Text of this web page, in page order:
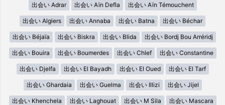
出会い Adrar 出会い Aïn Defla 出会い Aïn Témouchent
出会い Algiers 出会い Annaba 出会い Batna 出会い Béchar
出会い Béjaïa 出会い Biskra 出会い Blida 出会い Bordj Bou Arréridj
出会い Bouira 出会い Boumerdes 出会い Chlef 出会い Constantine
出会い Djelfa 出会い El Bayadh 出会い El Oued 出会い El Tarf
出会い Ghardaia 出会い Guelma 出会い Illizi 出会い Jijel
出会い Khenchela 出会い Laghouat 出会い M Sila 出会い Mascara